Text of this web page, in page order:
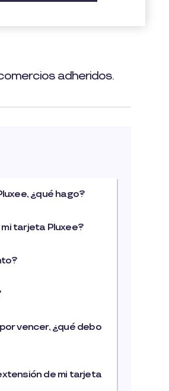
adheridos.
¿qué hago?
tarjeta Pluxee?
vencer, ¿qué debo
de mi tarjeta